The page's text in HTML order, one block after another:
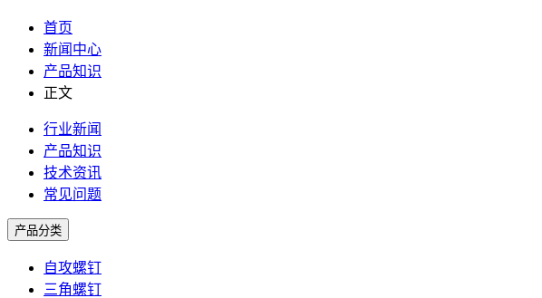
首页
新闻中心
产品知识
正文
行业新闻
产品知识
技术资讯
常见问题
产品分类
自攻螺钉
三角螺钉